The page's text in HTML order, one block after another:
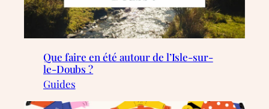
Que faire en été autour de l’Isle-sur-
le-Doubs ?
Guides